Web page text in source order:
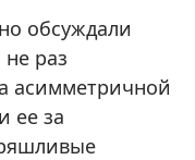
обсуждали
раз
асимметричной
ее за